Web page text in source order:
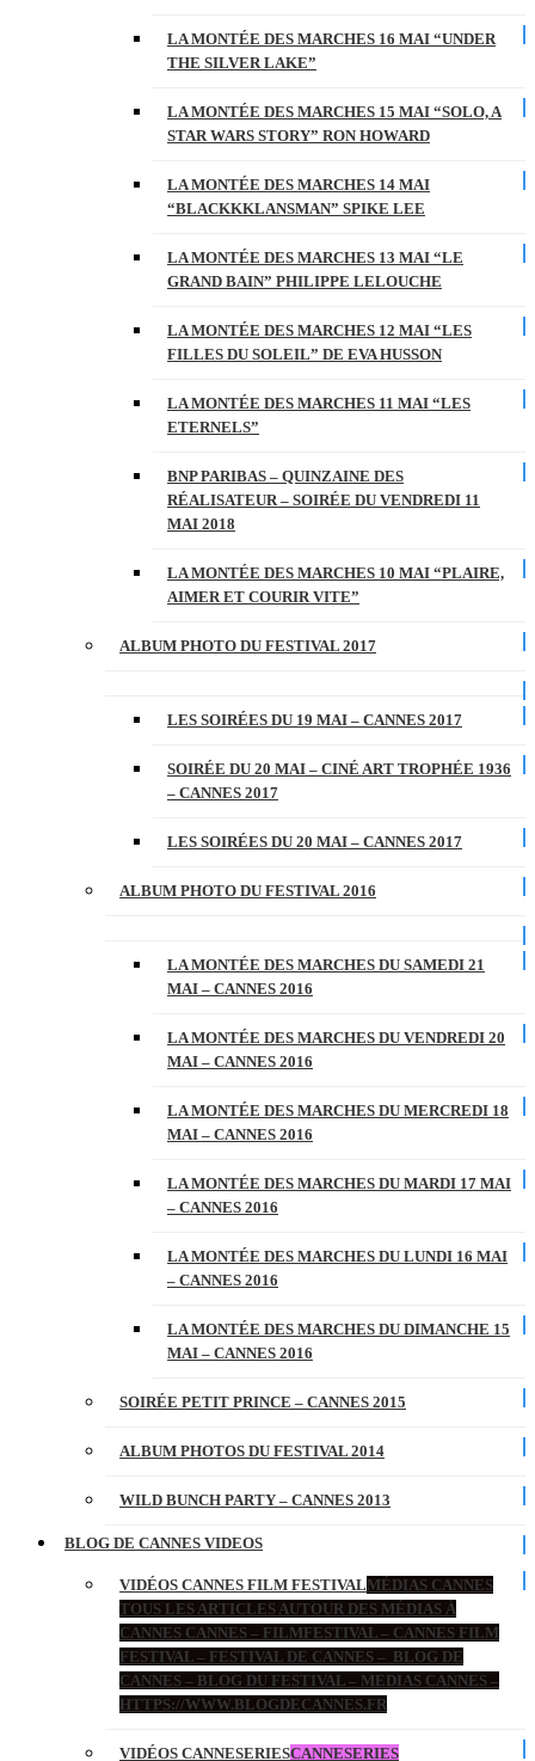
LA MONTÉE DES MARCHES 16 MAI “UNDER
THE SILVER LAKE”
LA MONTÉE DES MARCHES 15 MAI “SOLO, A
STAR WARS STORY” RON HOWARD
LA MONTÉE DES MARCHES 14 MAI
“BLACKKKLANSMAN” SPIKE LEE
LA MONTÉE DES MARCHES 13 MAI “LE
GRAND BAIN” PHILIPPE LELOUCHE
LA MONTÉE DES MARCHES 12 MAI “LES
FILLES DU SOLEIL” DE EVA HUSSON
LA MONTÉE DES MARCHES 11 MAI “LES
ETERNELS”
BNP PARIBAS – QUINZAINE DES
RÉALISATEUR – SOIRÉE DU VENDREDI 11
MAI 2018
LA MONTÉE DES MARCHES 10 MAI “PLAIRE,
AIMER ET COURIR VITE”
ALBUM PHOTO DU FESTIVAL 2017
LES SOIRÉES DU 19 MAI – CANNES 2017
SOIRÉE DU 20 MAI – CINÉ ART TROPHÉE 1936
– CANNES 2017
LES SOIRÉES DU 20 MAI – CANNES 2017
ALBUM PHOTO DU FESTIVAL 2016
LA MONTÉE DES MARCHES DU SAMEDI 21
MAI – CANNES 2016
LA MONTÉE DES MARCHES DU VENDREDI 20
MAI – CANNES 2016
LA MONTÉE DES MARCHES DU MERCREDI 18
MAI – CANNES 2016
LA MONTÉE DES MARCHES DU MARDI 17 MAI
– CANNES 2016
LA MONTÉE DES MARCHES DU LUNDI 16 MAI
– CANNES 2016
LA MONTÉE DES MARCHES DU DIMANCHE 15
MAI – CANNES 2016
SOIRÉE PETIT PRINCE – CANNES 2015
ALBUM PHOTOS DU FESTIVAL 2014
WILD BUNCH PARTY – CANNES 2013
BLOG DE CANNES VIDEOS
VIDÉOS CANNES FILM FESTIVALMÉDIAS CANNES
TOUS LES ARTICLES AUTOUR DES MÉDIAS À
CANNES CANNES – FILMFESTIVAL – CANNES FILM
FESTIVAL – FESTIVAL DE CANNES – BLOG DE
CANNES – BLOG DU FESTIVAL – MEDIAS CANNES –
HTTPS://WWW.BLOGDECANNES.FR
VIDÉOS CANNESERIESCANNESERIES